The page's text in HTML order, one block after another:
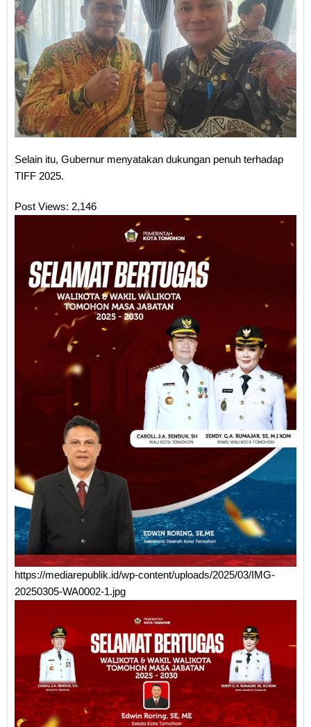
Selain itu, Gubernur menyatakan dukungan penuh terhadap
TIFF 2025.
Post Views: 2,146
https://mediarepublik.id/wp-content/uploads/2025/03/IMG-
20250305-WA0002-1.jpg